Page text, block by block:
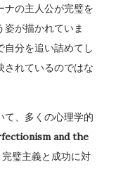
ナの主人公が完璧を
が描かれていま
分を追い詰めてし
されているのではな
て、多くの心理学的
and the
完璧主義と成功に対